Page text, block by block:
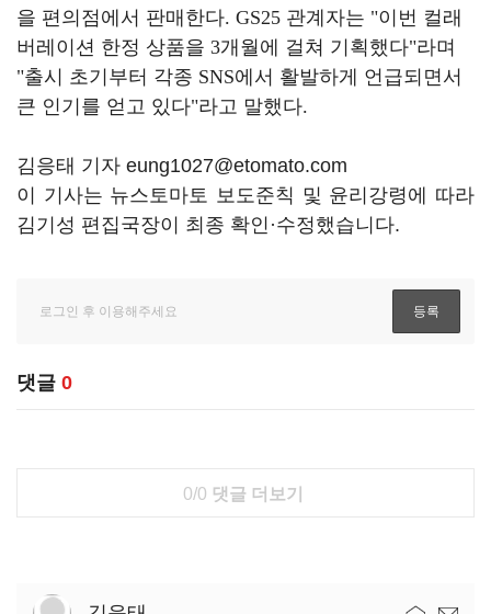
을 편의점에서 판매한다. GS25 관계자는 "이번 컬래
버레이션 한정 상품을 3개월에 걸쳐 기획했다"라며
"출시 초기부터 각종 SNS에서 활발하게 언급되면서
큰 인기를 얻고 있다"라고 말했다.
김응태 기자 eung1027@etomato.com
이 기사는 뉴스토마토 보도준칙 및 윤리강령에 따라
김기성 편집국장이 최종 확인·수정했습니다.
댓글 0
0/0 댓글 더보기